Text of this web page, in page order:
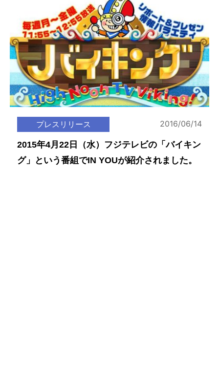
プレスリリース 2016/06/14
2015年4月22日（水）フジテレビの「バイキン
グ」という番組でIN YOUが紹介されました。